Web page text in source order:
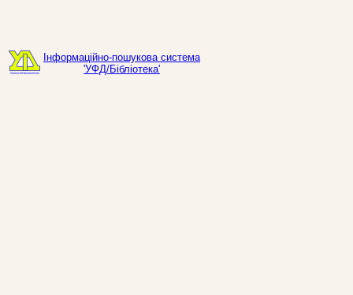
Інформаційно-пошукова система
'УФД/Бібліотека'